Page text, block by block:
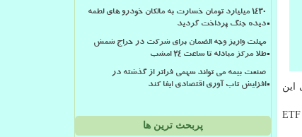
این
از طرف دیگر یک شرکت مدیریت دارایی در آمریکا از کمیسیون بورس و اوراق بهادار آمریکا درخواست کرده است با ایجاد صندوق های ETF
۱۴۳۰ میلیارد تومان خسارت به مالکان خودرو های لطمه
دیده جنگ پرداخت گردید
مهلت واریز وجه الضمان برای شرکت در حراج شمش
طلا مرکز مبادله تا ساعت ۲۴ امشب
صنعت بیمه می تواند سهمی فراتر از گذشته در
افزایش تاب آوری اقتصادی ایفا کند
پربحث ترین ها